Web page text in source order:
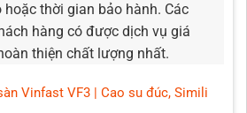
hoặc thời gian bảo hành. Các
hàng có được dịch vụ giá
thiện chất lượng nhất.
Vinfast VF3 | Cao su đúc, Simili